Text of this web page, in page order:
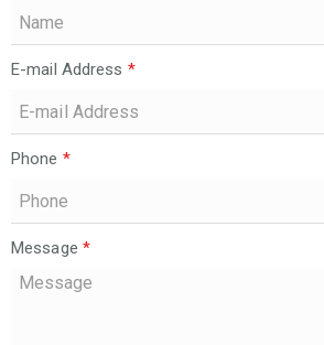
E-mail Address *
Phone *
Message *